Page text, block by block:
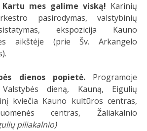
Kartu mes galime viską! Karinių
pasirodymas, valstybinių
ekspozicija Kauno
aikštėje (prie Šv. Arkangelo
dienos popietė.Programoje
dieną, Kauną, Eigulių
kviečia Kauno kultūros centras,
centras, Žaliakalnio
piliakalnio)